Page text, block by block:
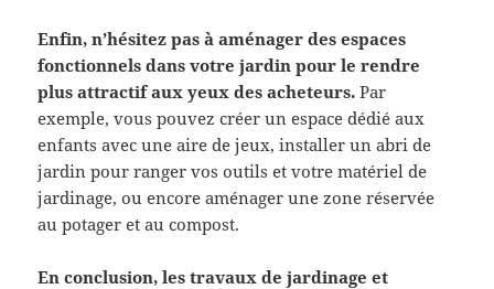
Enfin, n’hésitez pas à aménager des espaces
fonctionnels dans votre jardin pour le rendre
plus attractif aux yeux des acheteurs. Par
exemple, vous pouvez créer un espace dédié aux
enfants avec une aire de jeux, installer un abri de
jardin pour ranger vos outils et votre matériel de
jardinage, ou encore aménager une zone réservée
au potager et au compost.
En conclusion, les travaux de jardinage et